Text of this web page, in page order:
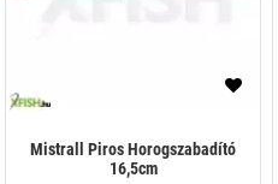
Mistrall Piros Horogszabadító
16,5cm